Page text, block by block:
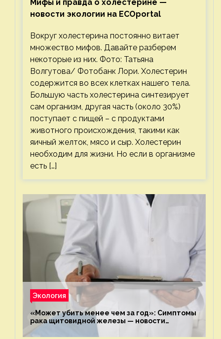
Мифы и правда о холестерине —
новости экологии на ECOportal
Вокруг холестерина постоянно витает
множество мифов. Давайте разберем
некоторые из них. Фото: Татьяна
Волгутова/ Фотобанк Лори. Холестерин
содержится во всех клетках нашего тела.
Большую часть холестерина синтезирует
сам организм, другая часть (около 30%)
поступает с пищей – с продуктами
животного происхождения, такими как
яичный желток, мясо и сыр. Холестерин
необходим для жизни. Но если в организме
есть […]
Экология
«Может убить менее чем за год»: Симптомы
рака щитовидной железы — новости
экологии на ECOportal